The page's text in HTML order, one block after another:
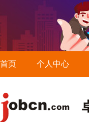
首页 个人中心